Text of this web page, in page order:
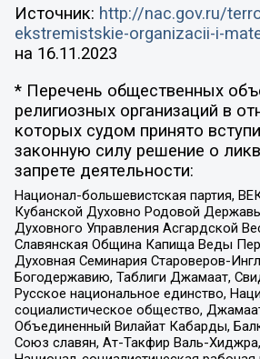
Источник: http://nac.gov.ru/
ekstremistskie-organizacii-i-
на 16.11.2023
* Перечень общественных
религиозных организаций в
которых судом принято
законную силу решение о
запрете деятельности:
Национал-большевистская партия,
Кубанской Духовно Родовой
Духовного Управления Асгардской
Славянская Община Капища Веды
Духовная Семинария Староверов-
Богодержавию, Таблиги Джамаат,
Русское национальное единство,
социалистическое общество,
Объединенный Вилайат Кабарды,
Союз славян, Ат-Такфир Валь-